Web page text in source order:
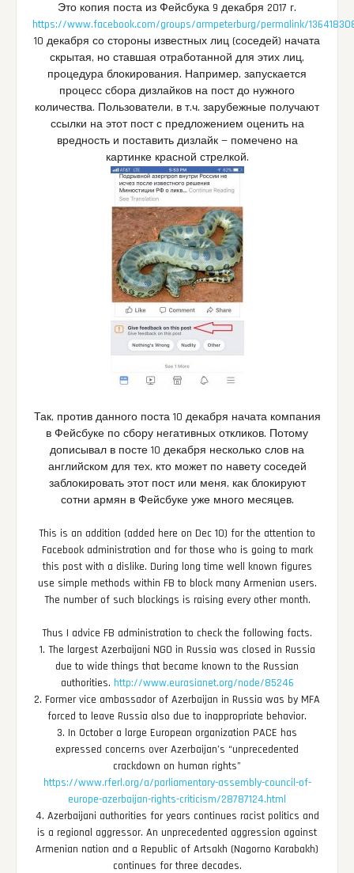
Это копия поста из Фейсбука 9 декабря 2017 г.
https://www.facebook.com/groups/armpeterburg/permalink/
10 декабря со стороны известных лиц (соседей) начата
скрытая, но ставшая отработанной для этих лиц,
процедура блокирования. Например, запускается
процесс сбора дизлайков на пост до нужного
количества. Пользователи, в т.ч. зарубежные получают
ссылки на этот пост с предложением оценить на
вредность и поставить дизлайк — помечено на
картинке красной стрелкой.
Так, против данного поста 10 декабря начата компания
в Фейсбуке по сбору негативных откликов. Потому
дописывал в посте 10 декабря несколько слов на
английском для тех, кто может по навету соседей
заблокировать этот пост или меня, как блокируют
сотни армян в Фейсбуке уже много месяцев.
This is an addition (added here on Dec 10) for the attention to
Facebook administration and for those who is going to mark
this post with a dislike. During long time well known figures
use simple methods within FB to block many Armenian users.
The number of such blockings is raising every other month.
Thus I advice FB administration to check the following facts.
1. The largest Azerbaijani NGO in Russia was closed in Russia
due to wide things that became known to the Russian
authorities. http://www.eurasianet.org/node/85246
2. Former vice ambassador of Azerbaijan in Russia was by MFA
forced to leave Russia also due to inappropriate behavior.
3. In October a large European organization PACE has
expressed concerns over Azerbaijan’s “unprecedented
crackdown on human rights”
https://www.rferl.org/a/parliamentary-assembly-council-of-
europe-azerbaijan-rights-criticism/28787124.html
4. Azerbaijani authorities for years continues racist politics and
is a regional aggressor. An unprecedented aggression against
Armenian nation and a Republic of Artsakh (Nagorno Karabakh)
continues for three decades.